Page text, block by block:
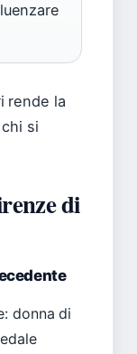
rende la
si
di
donna di